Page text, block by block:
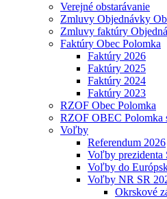
Verejné obstarávanie
Zmluvy Objednávky
Zmluvy faktúry
Faktúry Obec Polomka
Faktúry 2026
Faktúry 2025
Faktúry 2024
Faktúry 2023
RZOF Obec Polomka
RZOF OBEC Polomka
Voľby
Referendum 2026
Voľby prezidenta
Voľby do
Voľby NR SR
Okrskové